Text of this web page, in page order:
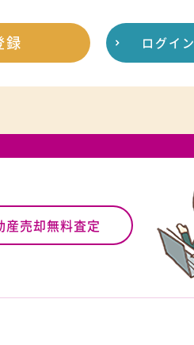
録 ログイン
産売却無料査定